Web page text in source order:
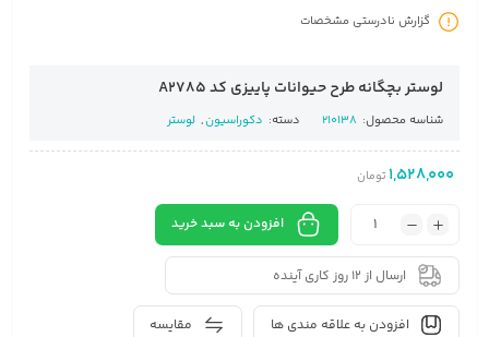
گزارش نادرستی مشخصات
لوستر بچگانه طرح حیوانات پاییزی کد A2785
شناسه محصول: 210138 دسته: دکوراسیون, لوستر
1,528,000 تومان
افزودن به سبد خرید
ارسال از 12 روز کاری آینده
مقایسه افزودن به علاقه مندی ها